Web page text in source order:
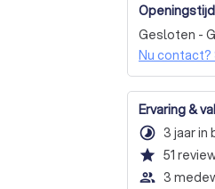
Gesloten -
Nu contact?
Ervaring &
timelapse 3 jaar in
star 51
people_outline 3